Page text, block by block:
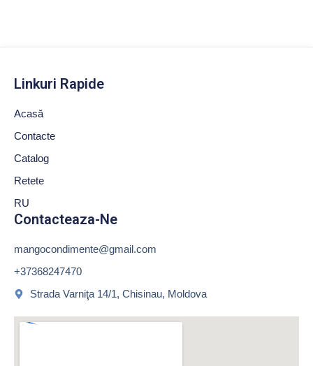
Linkuri Rapide
Acasă
Contacte
Catalog
Retete
RU
Contacteaza-Ne
mangocondimente@gmail.com
+37368247470
Strada Varniţa 14/1, Chisinau, Moldova